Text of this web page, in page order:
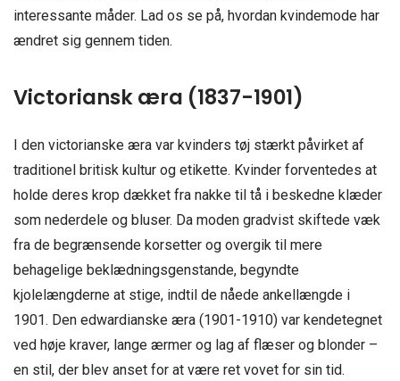
interessante måder. Lad os se på, hvordan kvindemode har
ændret sig gennem tiden.
Victoriansk æra (1837-1901)
I den victorianske æra var kvinders tøj stærkt påvirket af
traditionel britisk kultur og etikette. Kvinder forventedes at
holde deres krop dækket fra nakke til tå i beskedne klæder
som nederdele og bluser. Da moden gradvist skiftede væk
fra de begrænsende korsetter og overgik til mere
behagelige beklædningsgenstande, begyndte
kjolelængderne at stige, indtil de nåede ankellængde i
1901. Den edwardianske æra (1901-1910) var kendetegnet
ved høje kraver, lange ærmer og lag af flæser og blonder –
en stil, der blev anset for at være ret vovet for sin tid.